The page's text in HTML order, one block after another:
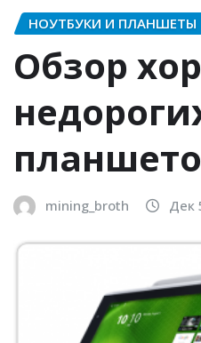
НОУТБУКИ И ПЛАНШЕТЫ
Обзор
mining_broth Дек